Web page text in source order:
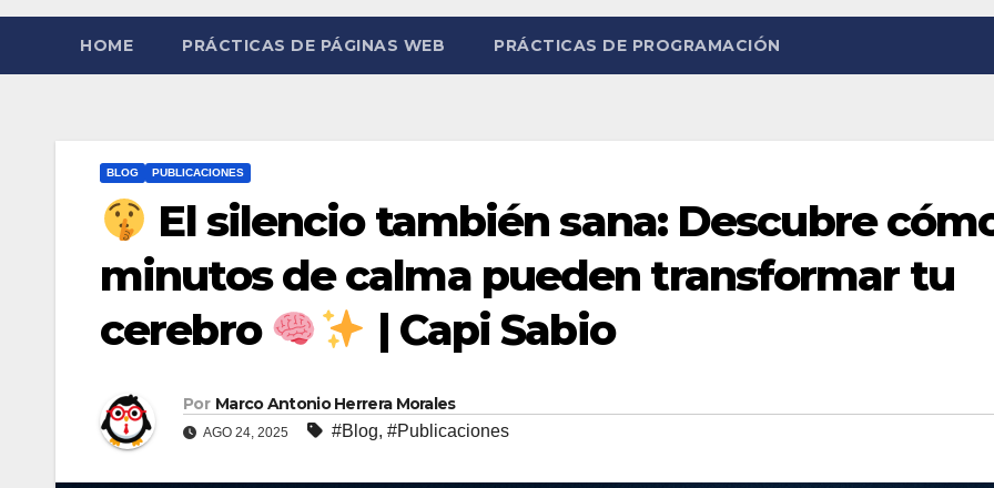
HOME PRÁCTICAS DE PÁGINAS WEB PRÁCTICAS DE PROGRAMACIÓN
BLOG PUBLICACIONES
El silencio también sana: Descubre
minutos de calma pueden transformar tu
cerebro
| Capi Sabio
Por Marco Antonio Herrera Morales
AGO 24, 2025 #Blog, #Publicaciones